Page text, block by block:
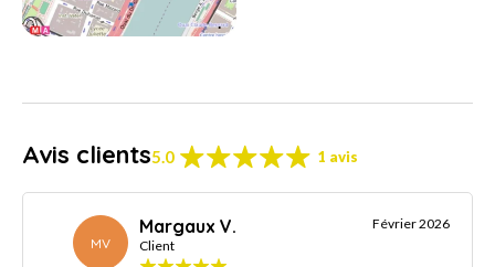
Avis clients5.0 1 avis
MV
Margaux V.
Client
Février 2026